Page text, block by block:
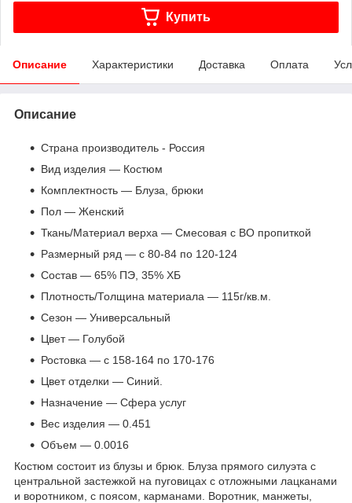
Купить
Описание Характеристики Доставка Оплата
Описание
Страна производитель - Россия
Вид изделия — Костюм
Комплектность — Блуза, брюки
Пол — Женский
Ткань/Материал верха — Смесовая с ВО пропиткой
Размерный ряд — с 80-84 по 120-124
Состав — 65% ПЭ, 35% ХБ
Плотность/Толщина материала — 115г/кв.м.
Сезон — Универсальный
Цвет — Голубой
Ростовка — с 158-164 по 170-176
Цвет отделки — Синий.
Назначение — Сфера услуг
Вес изделия — 0.451
Объем — 0.0016
Костюм состоит из блузы и брюк. Блуза прямого силуэта с
центральной застежкой на пуговицах с отложными лацканами
и воротником, с поясом, карманами. Воротник, манжеты,